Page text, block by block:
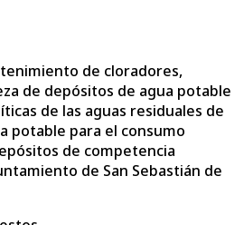
de cloradores,
de depósitos de agua potable
de las aguas residuales de
potable para el consumo
de competencia
de San Sebastián de